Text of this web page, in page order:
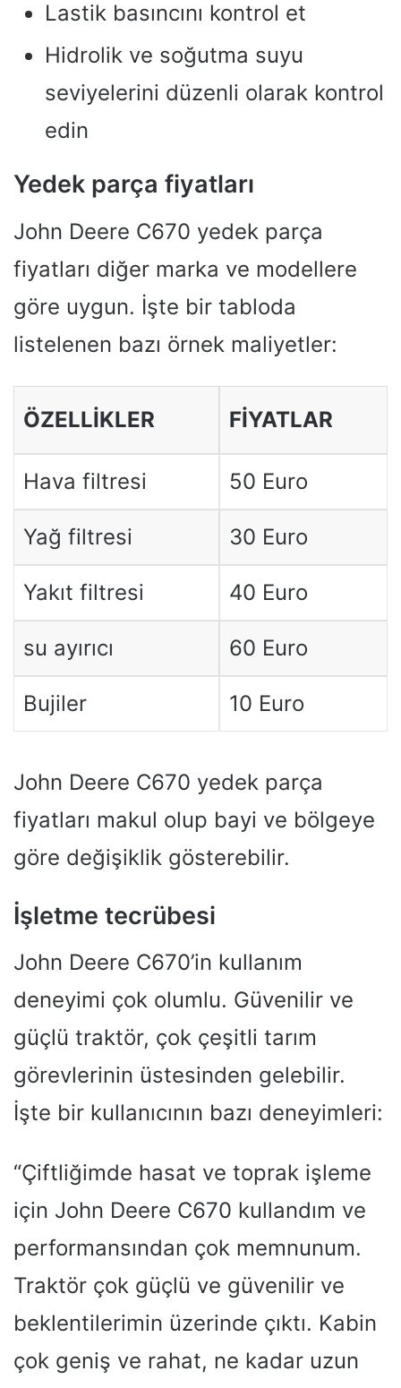
Lastik basıncını kontrol et
Hidrolik ve soğutma suyu
seviyelerini düzenli olarak kontrol
edin
Yedek parça fiyatları
John Deere C670 yedek parça
fiyatları diğer marka ve modellere
göre uygun. İşte bir tabloda
listelenen bazı örnek maliyetler:
ÖZELLIKLER FIYATLAR
Hava filtresi 50 Euro
Yağ filtresi 30 Euro
Yakıt filtresi 40 Euro
su ayırıcı 60 Euro
Bujiler 10 Euro
John Deere C670 yedek parça
fiyatları makul olup bayi ve bölgeye
göre değişiklik gösterebilir.
İşletme tecrübesi
John Deere C670’in kullanım
deneyimi çok olumlu. Güvenilir ve
güçlü traktör, çok çeşitli tarım
görevlerinin üstesinden gelebilir.
İşte bir kullanıcının bazı deneyimleri:
“Çiftliğimde hasat ve toprak işleme
için John Deere C670 kullandım ve
performansından çok memnunum.
Traktör çok güçlü ve güvenilir ve
beklentilerimin üzerinde çıktı. Kabin
çok geniş ve rahat, ne kadar uzun